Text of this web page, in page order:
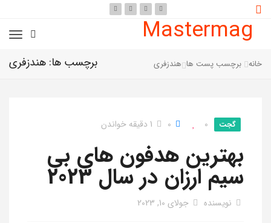
Mastermag
برچسب ها: هندزفری خانه برچسب پست ها هندزفری
گجت 0
0 1 دقیقه خواندن
بهترین هدفون های بی
سیم ارزان در سال 2023
نویسنده جولای 10, 2023